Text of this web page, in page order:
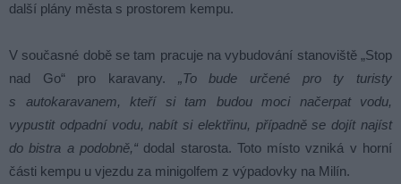
další plány města s prostorem kempu.
V současné době se tam pracuje na vybudování stanoviště „Stop
nad Go“ pro karavany. „To bude určené pro ty turisty
s autokaravanem, kteří si tam budou moci načerpat vodu,
vypustit odpadní vodu, nabít si elektřinu, případně se dojít najíst
do bistra a podobně,“dodal starosta. Toto místo vzniká v horní
části kempu u vjezdu za minigolfem z výpadovky na Milín.